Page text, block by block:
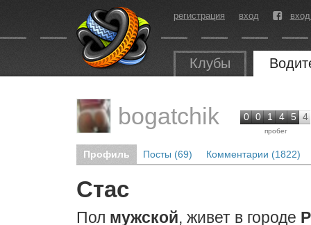
регистрация вход
Клубы
bogatchik 0 0 1 4 5 4
пробег
Профиль Посты (69) Комментарии (1822)
Стас
Пол мужской, живет в городе